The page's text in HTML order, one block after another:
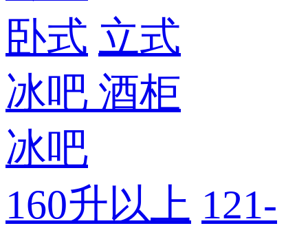
卧式 立式
冰吧 酒柜
冰吧
160升以上 121-